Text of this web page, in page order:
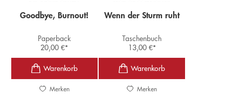
Goodbye, Burnout!
Paperback
20,00€*
Merken
Wenn der Sturm ruht
Taschenbuch
13,00 €*
Merken